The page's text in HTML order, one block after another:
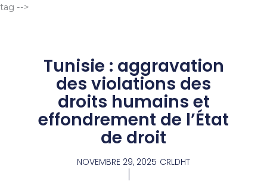
tag -->
Tunisie : aggravation
des violations des
droits humains et
effondrement de l’État
de droit
NOVEMBRE 29, 2025 CRLDHT